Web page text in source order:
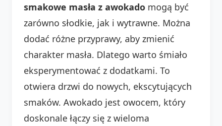
smakowe masła z awokado mogą być
zarówno słodkie, jak i wytrawne. Można
dodać różne przyprawy, aby zmienić
charakter masła. Dlatego warto śmiało
eksperymentować z dodatkami. To
otwiera drzwi do nowych, ekscytujących
smaków. Awokado jest owocem, który
doskonale łączy się z wieloma